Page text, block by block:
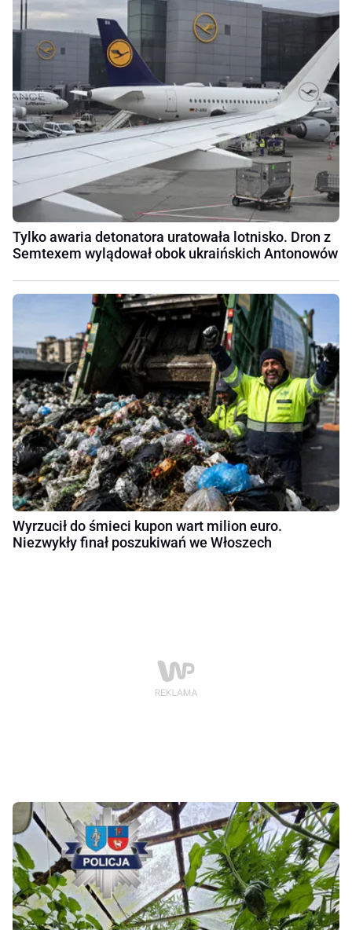
Tylko awaria detonatora uratowała lotnisko. Dron z
Semtexem wylądował obok ukraińskich Antonowów
Wyrzucił do śmieci kupon wart milion euro.
Niezwykły finał poszukiwań we Włoszech